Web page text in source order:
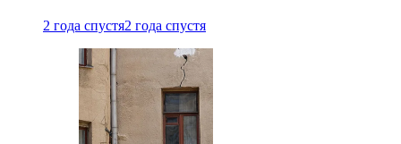
2 года спустя2 года спустя